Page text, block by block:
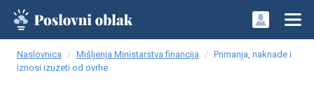
Naslovnica Mišljenja Ministarstva financija
Primanja, naknade i
iznosi izuzeti od ovrhe